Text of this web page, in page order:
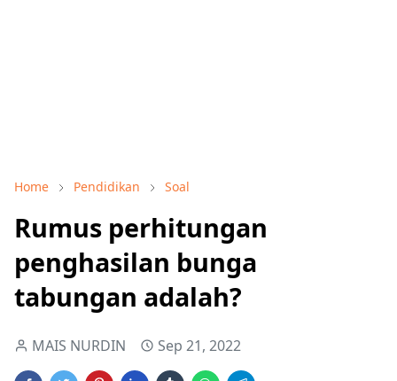
Home Pendidikan Soal
Rumus perhitungan
penghasilan bunga
tabungan adalah?
MAIS NURDIN Sep 21, 2022